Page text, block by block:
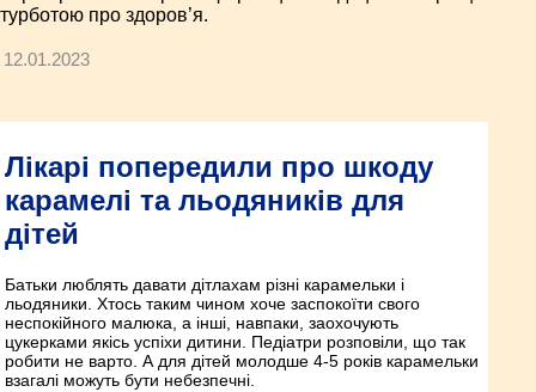
турботою про здоров’я.
12.01.2023
Лікарі попередили про шкоду
карамелі та льодяників для
дітей
Батьки люблять давати дітлахам різні карамельки і
льодяники. Хтось таким чином хоче заспокоїти свого
неспокійного малюка, а інші, навпаки, заохочують
цукерками якісь успіхи дитини. Педіатри розповіли, що так
робити не варто. А для дітей молодше 4-5 років карамельки
взагалі можуть бути небезпечні.